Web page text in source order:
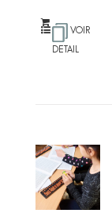
VOIR
DETAIL